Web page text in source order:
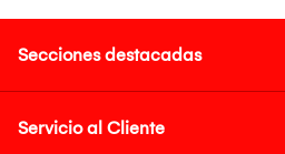
Secciones destacadas
Servicio al Cliente